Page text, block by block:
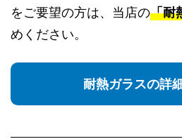
をご要望の方は、当店の「耐
めください。
耐熱ガラスの詳